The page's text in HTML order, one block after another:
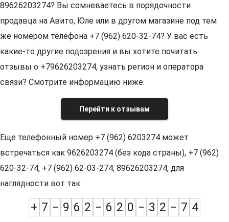
89626203274? Вы сомневаетесь в порядочности
продавца на Авито, Юле или в другом магазине под тем
же номером телефона +7 (962) 620-32-74? У вас есть
какие-то другие подозрения и вы хотите почитать
отзывы о +79626203274, узнать регион и оператора
связи? Смотрите информацию ниже.
Перейти к отзывам
Еще телефонный номер +7 (962) 6203274 может
встречаться как 9626203274 (без кода страны), +7 (962)
620-32-74, +7 (962) 62-03-274, 89626203274, для
наглядности вот так:
+ 7 − 9 6 2 − 6 2 0 − 3 2 − 7 4